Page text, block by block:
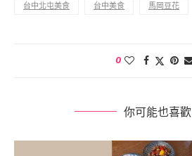
台中北屯美食 台中美食 馬岡豆花
0
你可能也喜歡